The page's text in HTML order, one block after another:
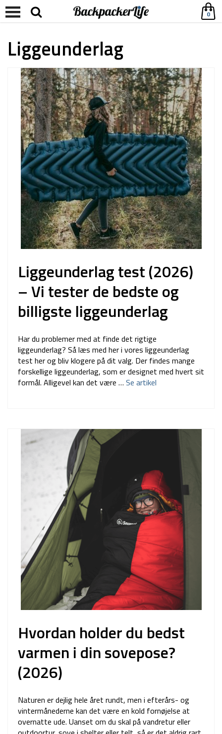
0
Liggeunderlag
Liggeunderlag test (2026)
– Vi tester de bedste og
billigste liggeunderlag
Har du problemer med at finde det rigtige
liggeunderlag? Så læs med her i vores liggeunderlag
test her og bliv klogere på dit valg. Der findes mange
forskellige liggeunderlag, som er designet med hvert sit
formål. Alligevel kan det være … Se artikel
Hvordan holder du bedst
varmen i din sovepose?
(2026)
Naturen er dejlig hele året rundt, men i efterårs- og
vintermånederne kan det være en kold fornøjelse at
overnatte ude. Uanset om du skal på vandretur eller